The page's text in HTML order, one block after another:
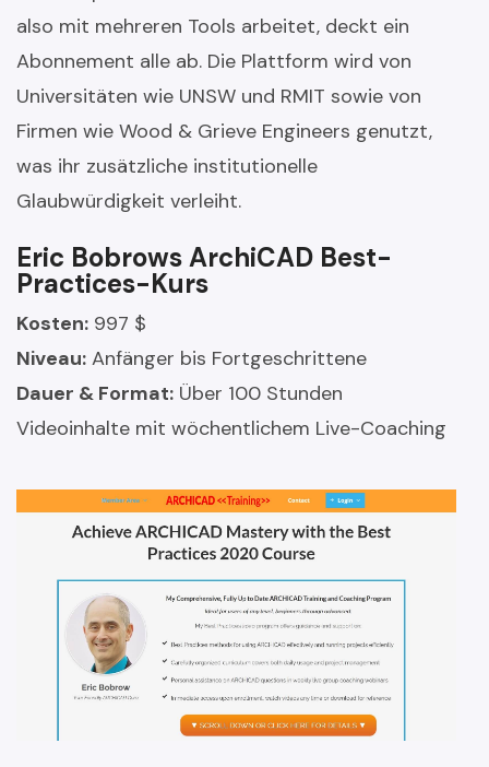
also mit mehreren Tools arbeitet, deckt ein
Abonnement alle ab. Die Plattform wird von
Universitäten wie UNSW und RMIT sowie von
Firmen wie Wood & Grieve Engineers genutzt,
was ihr zusätzliche institutionelle
Glaubwürdigkeit verleiht.
Eric Bobrows ArchiCAD Best-
Practices-Kurs
Kosten: 997 $
Niveau: Anfänger bis Fortgeschrittene
Dauer & Format: Über 100 Stunden
Videoinhalte mit wöchentlichem Live-Coaching